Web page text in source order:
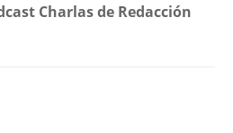
Charlas de Redacción